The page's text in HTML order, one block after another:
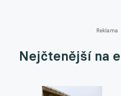
Reklama
Nejčtenější na